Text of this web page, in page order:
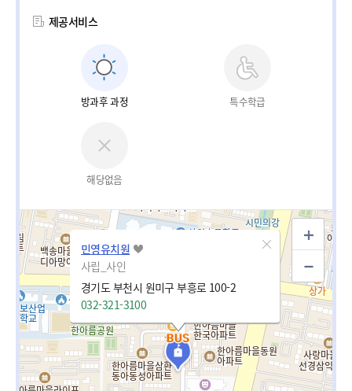
제공서비스
방과후 과정 특수학급
해당없음
민영유치원
사립_사인
경기도 부천시 원미구 부흥로 100-2
032-321-3100